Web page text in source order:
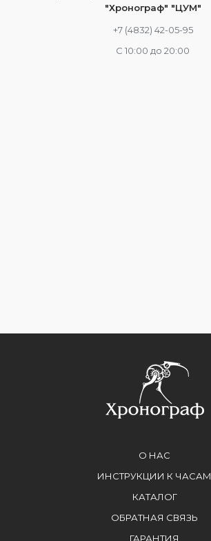
"Хронограф" "ЦУМ"
+7 (4832) 42-05-95
С 10:00 до 20:00
О НАС
ИНСТРУКЦИИ К ЧАСАМ
КАТАЛОГ
ОБРАТНАЯ СВЯЗЬ
ГАРАНТИЯ